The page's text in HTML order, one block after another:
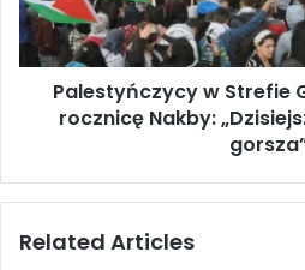
r
a
w
d
i
y
ń
c
t
Palestyńczycy w Strefie
rocznicę Nakby:
Related Articles